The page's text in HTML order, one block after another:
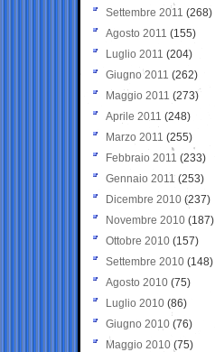
Settembre 2011 (268)
Agosto 2011 (155)
Luglio 2011 (204)
Giugno 2011 (262)
Maggio 2011 (273)
Aprile 2011 (248)
Marzo 2011 (255)
Febbraio 2011 (233)
Gennaio 2011 (253)
Dicembre 2010 (237)
Novembre 2010 (187)
Ottobre 2010 (157)
Settembre 2010 (148)
Agosto 2010 (75)
Luglio 2010 (86)
Giugno 2010 (76)
Maggio 2010 (75)